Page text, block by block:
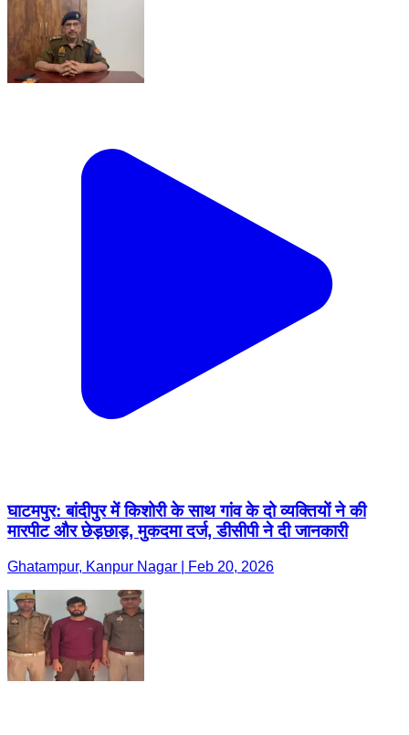
घाटमपुर: बांदीपुर में किशोरी के साथ गांव के दो व्यक्तियों ने की
मारपीट और छेड़छाड़, मुकदमा दर्ज, डीसीपी ने दी जानकारी
Ghatampur, Kanpur Nagar | Feb 20, 2026